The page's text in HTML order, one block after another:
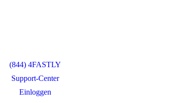
(844) 4FASTLY
Support-Center
Einloggen